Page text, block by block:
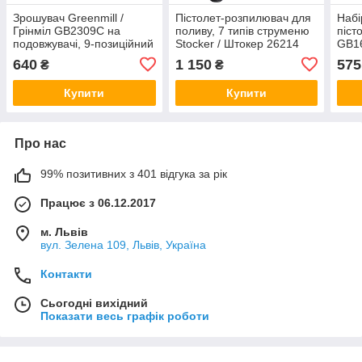
Зрошувач Greenmill /
Грінміл GB2309C на
подовжувачі, 9-позиційний
640 ₴
Купити
Пістолет-розпилювач для
поливу, 7 типів струменю
Stocker / Штокер 26214
1 150₴
Купити
575
Про нас
99% позитивних з 401 відгука за рік
Працює з 06.12.2017
м. Львів
вул. Зелена 109, Львів, Україна
Контакти
Сьогодні вихідний
Показати весь графік роботи